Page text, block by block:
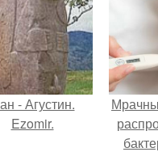
- Агустин.
Ezomir.